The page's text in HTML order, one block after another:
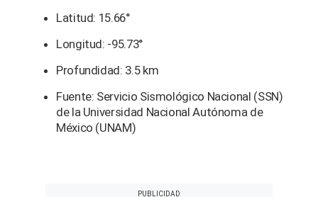
Latitud: 15.66°
Longitud: -95.73°
Profundidad: 3.5 km
Fuente: Servicio Sismológico Nacional (SSN)
de la Universidad Nacional Autónoma de
México (UNAM)